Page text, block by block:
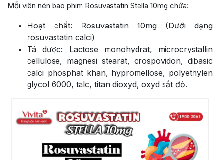
Mỗi viên nén bao phim Rosuvastatin Stella 10mg chứa:
Hoạt chất: Rosuvastatin 10mg (Dưới dạng
rosuvastatin calci)
Tá dược: Lactose monohydrat, microcrystallin
cellulose, magnesi stearat, crospovidon, dibasic
calci phosphat khan, hypromellose, polyethylen
glycol 6000, talc, titan dioxyd, oxyd sắt đỏ.